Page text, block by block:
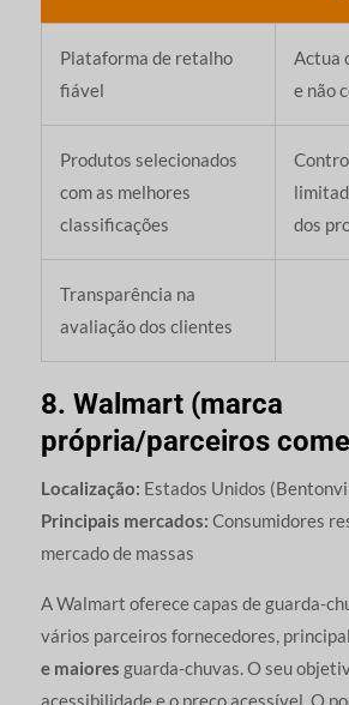
Plataforma de retalho
fiável
Actua
e não
Produtos selecionados
com as melhores
classificações
dos
Transparência na
avaliação dos clientes
8. Walmart (marca
própria/parceiros
Localização: Estados Unidos
Principais mercados: Consumidores
mercado de massas
A Walmart oferece capas de guarda-
vários parceiros fornecedores,
e maiores guarda-chuvas. O seu
acessibilidade e o preço acessível. O